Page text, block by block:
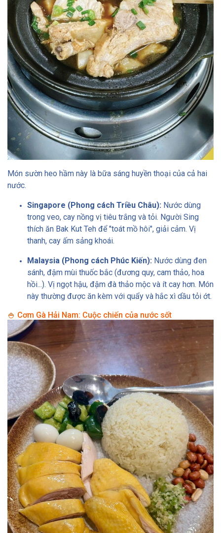
Món sườn heo hầm này là bữa sáng huyền thoại của cả hai
nước.
Singapore (Phong cách Triều Châu): Nước dùng
trong veo, cay nồng vị tiêu trắng và tỏi. Người Sing
thích ăn Bak Kut Teh để "toát mồ hôi", giải cảm. Vị
thanh, cay ấm sảng khoái.
Malaysia (Phong cách Phúc Kiến): Nước dùng đen
sánh, đậm mùi thuốc bắc (đương quy, cam thảo, hoa
hồi...). Vị ngọt hậu, đậm đà thảo mộc và ít cay hơn. Món
này thường được ăn kèm với quẩy và hắc xì dầu tỏi ớt.
🍚 Cơm Gà Hải Nam: Cuộc chiến của nước sốt